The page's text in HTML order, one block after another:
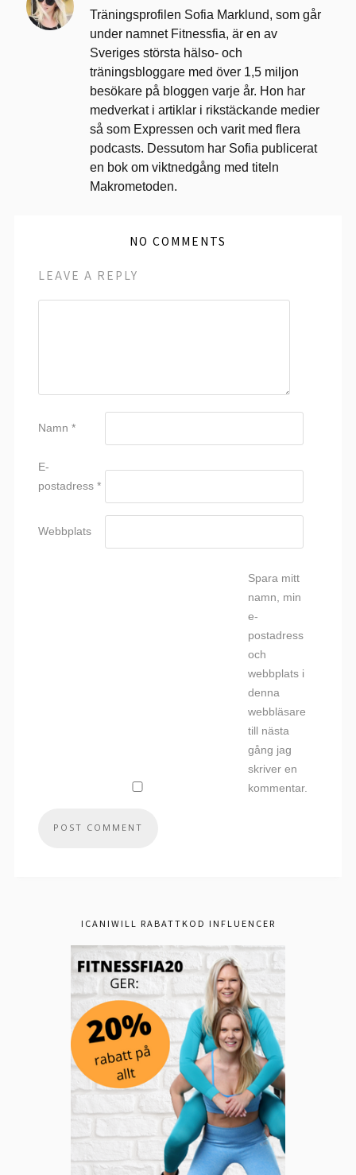
Träningsprofilen Sofia Marklund, som går
under namnet Fitnessfia, är en av
Sveriges största hälso- och
träningsbloggare med över 1,5 miljon
besökare på bloggen varje år. Hon har
medverkat i artiklar i rikstäckande medier
så som Expressen och varit med flera
podcasts. Dessutom har Sofia publicerat
en bok om viktnedgång med titeln
Makrometoden.
NO COMMENTS
LEAVE A REPLY
Namn *
E-
postadress *
Webbplats
Spara mitt
namn, min
e-
postadress
och
webbplats i
denna
webbläsare
till nästa
gång jag
skriver en
kommentar.
ICANIWILL RABATTKOD INFLUENCER